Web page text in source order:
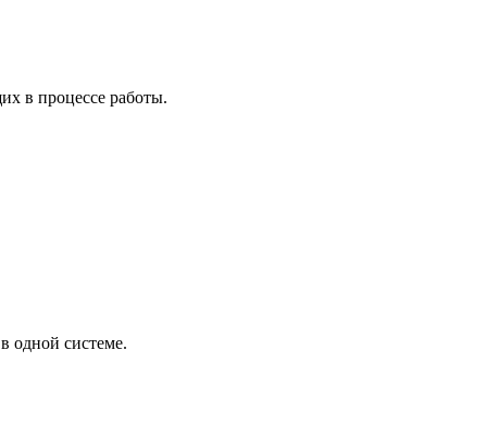
в процессе работы.
одной системе.